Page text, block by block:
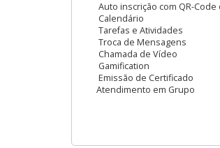
Auto inscrição com QR-Code
Calendário
Tarefas e Atividades
Troca de Mensagens
Chamada de Vídeo
Gamification
Emissão de Certificado
Atendimento em Grupo